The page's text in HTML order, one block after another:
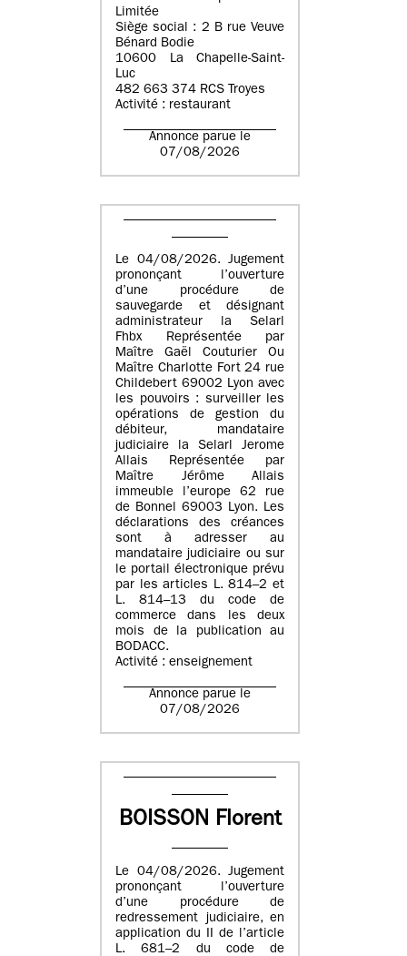
Limitée
Siège social : 2 B rue Veuve
Bénard Bodie
10600 La Chapelle-Saint-
Luc
482 663 374 RCS Troyes
Activité : restaurant
Annonce parue le
07/08/2026
Le 04/08/2026. Jugement
prononçant l’ouverture
d’une procédure de
sauvegarde et désignant
administrateur la Selarl
Fhbx Représentée par
Maître Gaël Couturier Ou
Maître Charlotte Fort 24 rue
Childebert 69002 Lyon avec
les pouvoirs : surveiller les
opérations de gestion du
débiteur, mandataire
judiciaire la Selarl Jerome
Allais Représentée par
Maître Jérôme Allais
immeuble l’europe 62 rue
de Bonnel 69003 Lyon. Les
déclarations des créances
sont à adresser au
mandataire judiciaire ou sur
le portail électronique prévu
par les articles L. 814–2 et
L. 814–13 du code de
commerce dans les deux
mois de la publication au
BODACC.
Activité : enseignement
Annonce parue le
07/08/2026
BOISSON Florent
Le 04/08/2026. Jugement
prononçant l’ouverture
d’une procédure de
redressement judiciaire, en
application du II de l’article
L. 681–2 du code de